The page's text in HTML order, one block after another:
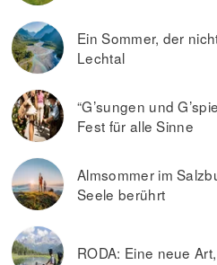
Ein Sommer, der
Lechtal
“G’sungen und
Fest für alle Sinne
Almsommer im
Seele berührt
RODA: Eine neue